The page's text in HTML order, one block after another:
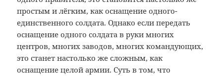
простым и лёгким, как оснащение одного-
единственного солдата. Однако если передать
оснащение одного солдата в руки многих
центров, многих заводов, многих командующих,
это станет настолько же сложным, как
оснащение целой армии. Суть в том, что